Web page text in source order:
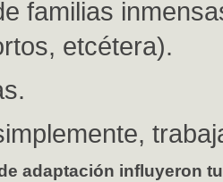
familias
etcétera).
adaptación influyeron